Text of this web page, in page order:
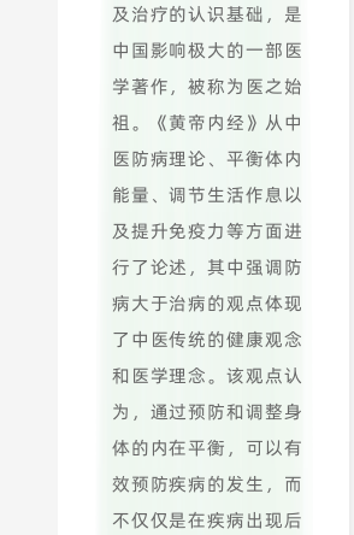
及治疗的认识基础，是
中国影响极大的一部医
学著作，被称为医之始
祖。《黄帝内经》从中
医防病理论、平衡体内
能量、调节生活作息以
及提升免疫力等方面进
行了论述，其中强调防
病大于治病的观点体现
了中医传统的健康观念
和医学理念。该观点认
为，通过预防和调整身
体的内在平衡，可以有
效预防疾病的发生，而
不仅仅是在疾病出现后